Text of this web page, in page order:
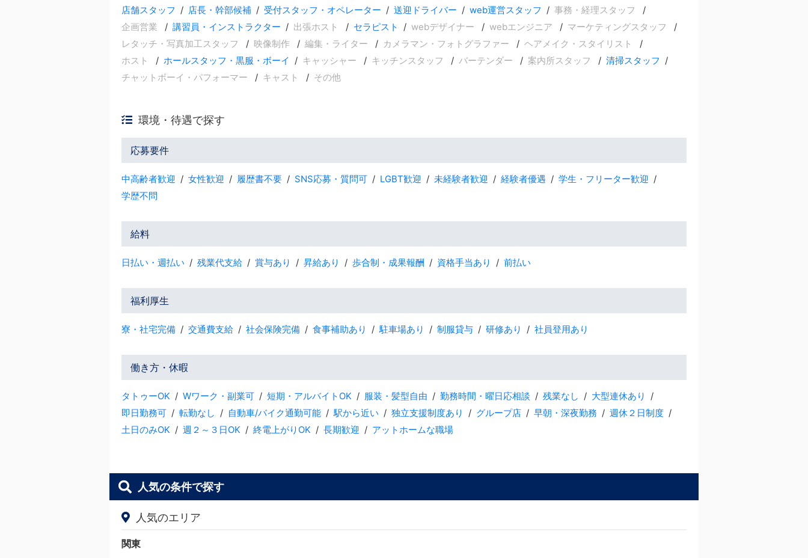
店舗スタッフ 店長・幹部候補 受付スタッフ・オペレーター 送迎ドライバー web運営スタッフ
事務・経理スタッフ
企画営業
講習員・インストラクター 出張ホスト セラピスト webデザイナー webエンジニア
マーケティングスタッフ
レタッチ・写真加工スタッフ
映像制作 編集・ライター カメラマン・フォトグラファー
ヘアメイク・スタイリスト
ホスト
ホールスタッフ・黒服・ボーイ キャッシャー キッチンスタッフ バーテンダー 案内所スタッフ
清掃スタッフ
チャットボーイ・パフォーマー
キャスト その他
環境・待遇で探す
応募要件
中高齢者歓迎 女性歓迎 履歴書不要 SNS応募・質問可 LGBT歓迎 未経験者歓迎 経験者優遇
学生・フリーター歓迎
学歴不問
給料
日払い・週払い 残業代支給 賞与あり 昇給あり 歩合制・成果報酬 資格手当あり 前払い
福利厚生
寮・社宅完備 交通費支給 社会保険完備 食事補助あり 駐車場あり 制服貸与 研修あり 社員登用あり
働き方・休暇
タトゥーOK Wワーク・副業可 短期・アルバイトOK 服装・髪型自由 勤務時間・曜日応相談 残業なし
大型連休あり
即日勤務可
転勤なし 自動車/バイク通勤可能 駅から近い 独立支援制度あり グループ店 早朝・深夜勤務
週休２日制度
土日のみOK
週２～３日OK 終電上がりOK 長期歓迎 アットホームな職場
人気の条件で探す
人気のエリア
関東